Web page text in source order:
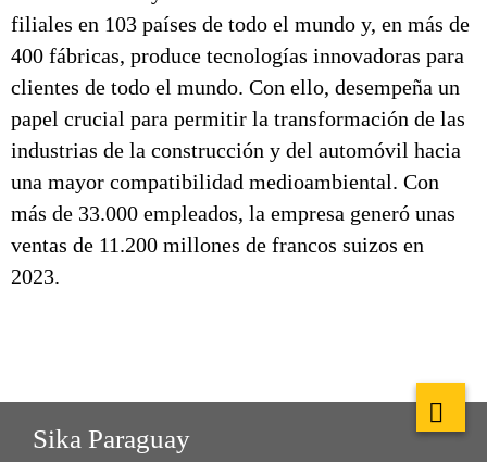
filiales en 103 países de todo el mundo y, en más de
400 fábricas, produce tecnologías innovadoras para
clientes de todo el mundo. Con ello, desempeña un
papel crucial para permitir la transformación de las
industrias de la construcción y del automóvil hacia
una mayor compatibilidad medioambiental. Con
más de 33.000 empleados, la empresa generó unas
ventas de 11.200 millones de francos suizos en
2023.
Sika Paraguay